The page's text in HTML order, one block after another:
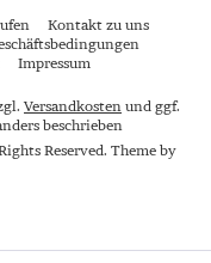
Kontakt zu uns
Impressum
Versandkosten und ggf.
beschrieben
Reserved. Theme by